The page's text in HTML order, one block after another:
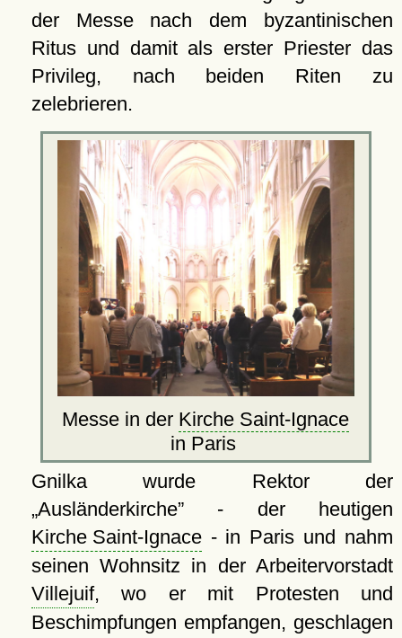
der Messe nach dem byzantinischen
Ritus und damit als erster Priester das
Privileg, nach beiden Riten zu
zelebrieren.
Messe in der Kirche Saint-Ignace
in Paris
Gnilka wurde Rektor der
Ausländerkirche - der heutigen
Kirche Saint-Ignace- in Paris und nahm
seinen Wohnsitz in der Arbeitervorstadt
Villejuif, wo er mit Protesten und
Beschimpfungen empfangen, geschlagen